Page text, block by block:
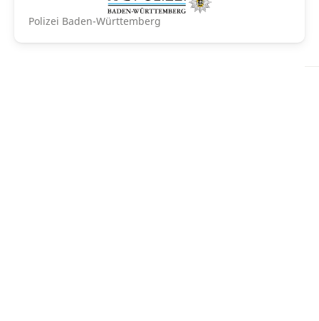
Polizei Baden-Württemberg